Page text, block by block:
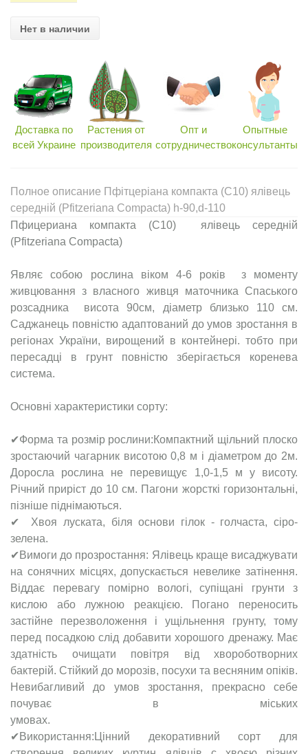
Нет в наличии
Доставка по
всей Украине
Растения от
производителя
Опт и
сотрудничество
Опытные
консультанты
Полное описание Пфітцеріана компакта (С10) ялівець
середній (Pfitzeriana Compacta) h-90,d-110
Пфицериана компакта (С10) ялівець середній
(Pfitzeriana Compacta)
Являє собою рослина віком 4-6 років з моменту
живцювання з власного живця маточника Спаського
розсадника висота 90см, діаметр близько 110 см.
Саджанець повністю адаптований до умов зростання в
регіонах України, вирощений в контейнері. тобто при
пересадці в грунт повністю зберігається коренева
система.
Основні характеристики сорту:
✔Форма та розмір рослини:Компактний щільний плоско
зростаючий чагарник висотою 0,8 м і діаметром до 2м.
Доросла рослина не перевищує 1,0-1,5 м у висоту.
Річний приріст до 10 см. Пагони жорсткі горизонтальні,
пізніше піднімаються.
✔ Хвоя луската, біля основи гілок - голчаста, сіро-
зелена.
✔Вимоги до прозростання: Ялівець краще висаджувати
на сонячних місцях, допускається невелике затінення.
Віддає перевагу помірно вологі, супіщані грунти з
кислою або лужною реакцією. Погано переносить
застійне перезволоження і ущільнення грунту, тому
перед посадкою слід добавити хорошого дренажу. Має
здатність очищати повітря від хвороботворних
бактерій. Стійкий до морозів, посухи та весняним опіків.
Невибагливий до умов зростання, прекрасно себе
почуває в міських
✔Використання:Цінний декоративний сорт для